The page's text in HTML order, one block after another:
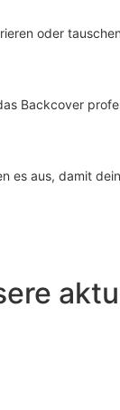
oder
Backcover
es aus, damit